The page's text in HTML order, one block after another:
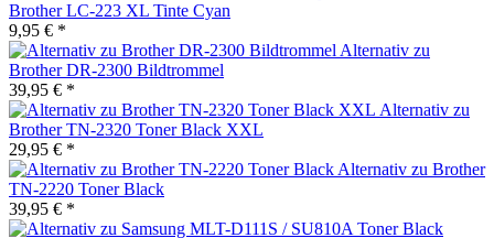
Brother LC-223 XL Tinte Cyan
9,95 € *
Alternativ zu
Brother DR-2300 Bildtrommel
39,95 € *
Alternativ zu
Brother TN-2320 Toner Black XXL
29,95 € *
Alternativ zu Brother
TN-2220 Toner Black
39,95 € *